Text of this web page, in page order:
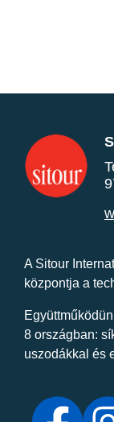
A Sitour
központja a
8 országban:
uszodákkal és